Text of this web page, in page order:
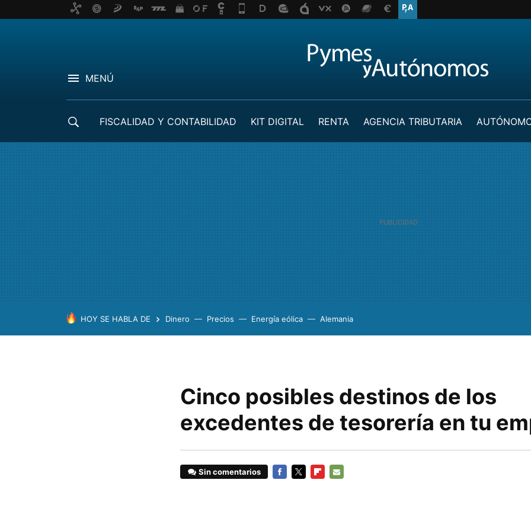
MENÚ
FISCALIDAD Y CONTABILIDAD KIT DIGITAL RENTA AGENCIA TRIBUTARIA
HOY SE HABLA DE Dinero Precios Energía eólica Alemania
Cinco posibles destinos de los
excedentes de tesorería en tu
Sin comentarios